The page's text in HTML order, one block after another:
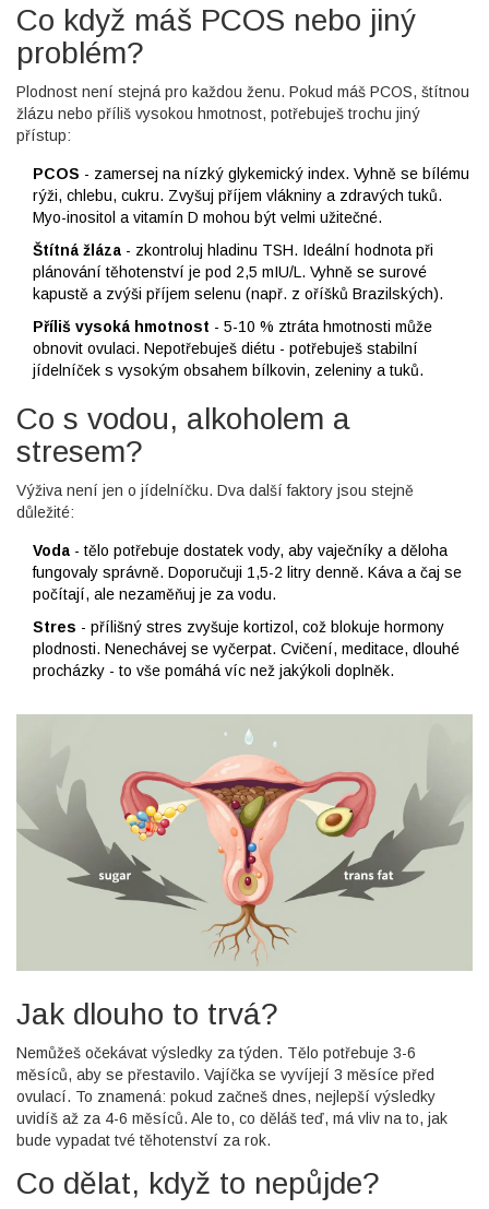
Co když máš PCOS nebo jiný
problém?
Plodnost není stejná pro každou ženu. Pokud máš PCOS, štítnou
žlázu nebo příliš vysokou hmotnost, potřebuješ trochu jiný
přístup:
PCOS - zamersej na nízký glykemický index. Vyhně se bílému
rýži, chlebu, cukru. Zvyšuj příjem vlákniny a zdravých tuků.
Myo-inositol a vitamín D mohou být velmi užitečné.
Štítná žláza - zkontroluj hladinu TSH. Ideální hodnota při
plánování těhotenství je pod 2,5 mIU/L. Vyhně se surové
kapustě a zvýši příjem selenu (např. z oříšků Brazilských).
Příliš vysoká hmotnost - 5-10 % ztráta hmotnosti může
obnovit ovulaci. Nepotřebuješ diétu - potřebuješ stabilní
jídelníček s vysokým obsahem bílkovin, zeleniny a tuků.
Co s vodou, alkoholem a
stresem?
Výživa není jen o jídelníčku. Dva další faktory jsou stejně
důležité:
Voda - tělo potřebuje dostatek vody, aby vaječníky a děloha
fungovaly správně. Doporučuji 1,5-2 litry denně. Káva a čaj se
počítají, ale nezaměňuj je za vodu.
Stres - přílišný stres zvyšuje kortizol, což blokuje hormony
plodnosti. Nenechávej se vyčerpat. Cvičení, meditace, dlouhé
procházky - to vše pomáhá víc než jakýkoli doplněk.
Jak dlouho to trvá?
Nemůžeš očekávat výsledky za týden. Tělo potřebuje 3-6
měsíců, aby se přestavilo. Vajíčka se vyvíjejí 3 měsíce před
ovulací. To znamená: pokud začneš dnes, nejlepší výsledky
uvidíš až za 4-6 měsíců. Ale to, co děláš teď, má vliv na to, jak
bude vypadat tvé těhotenství za rok.
Co dělat, když to nepůjde?